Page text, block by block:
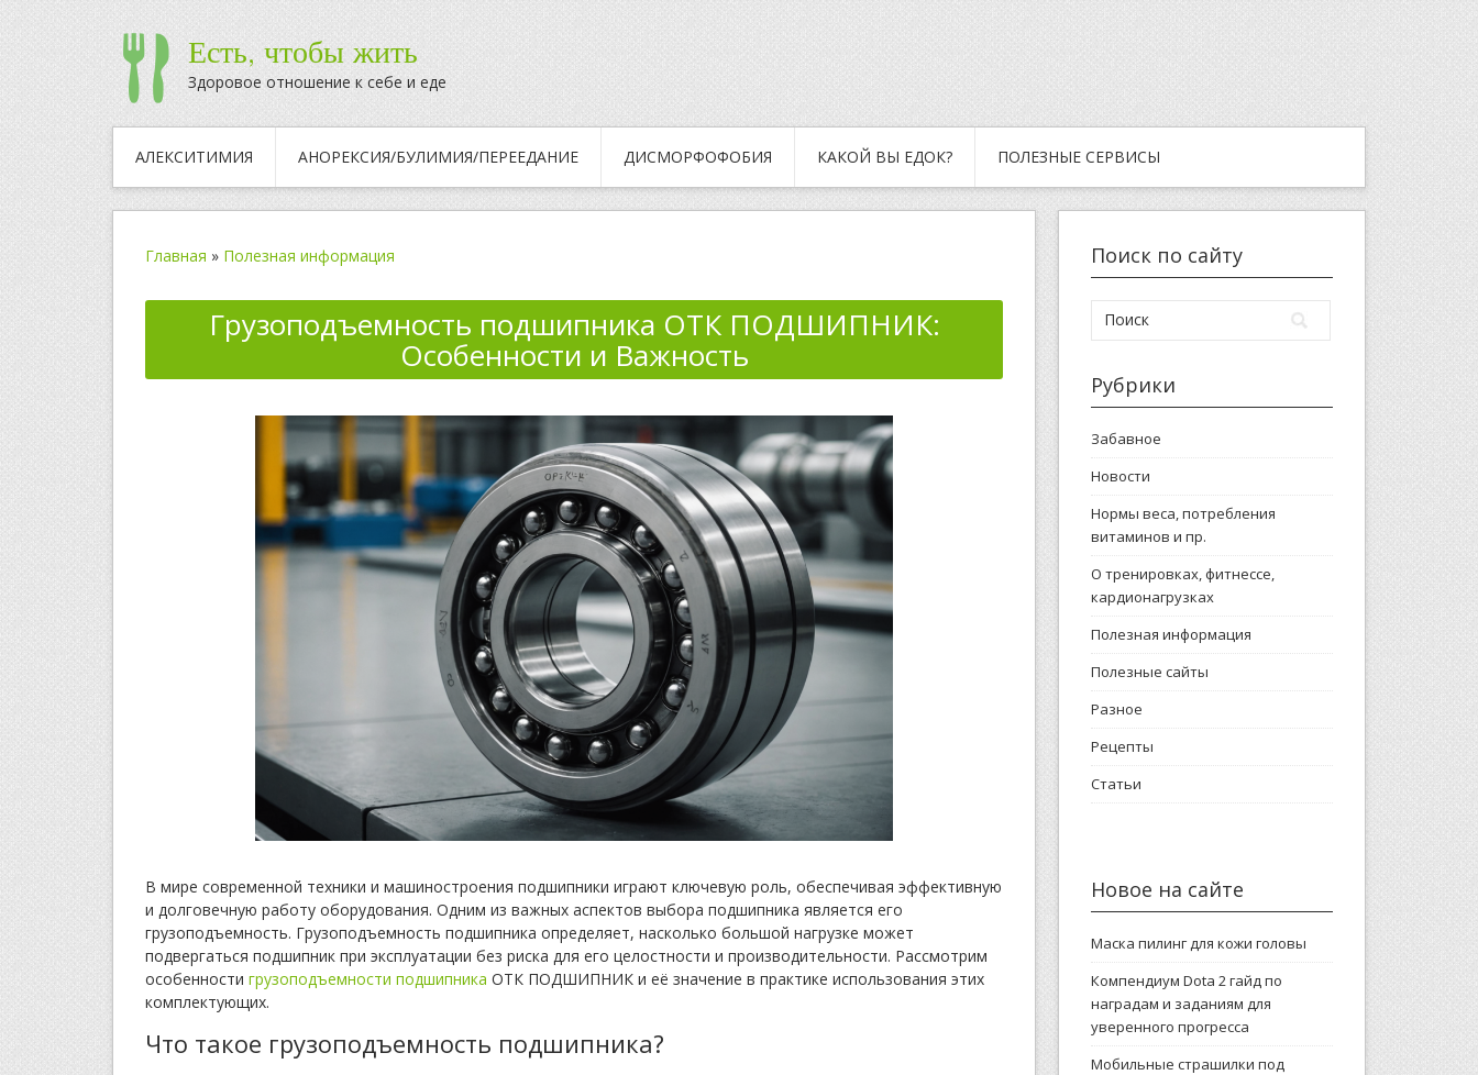
Есть, чтобы жить
Здоровое отношение к себе и еде
АЛЕКСИТИМИЯ АНОРЕКСИЯ/БУЛИМИЯ/ПЕРЕЕДАНИЕ ДИСМОРФОФОБИЯ КАКОЙ ВЫ ЕДОК? ПОЛЕЗНЫЕ СЕРВИСЫ
Главная » Полезная информация
Грузоподъемность подшипника ОТК ПОДШИПНИК:
Особенности и Важность
В мире современной техники и машиностроения подшипники играют ключевую роль, обеспечивая эффективную
и долговечную работу оборудования. Одним из важных аспектов выбора подшипника является его
грузоподъемность. Грузоподъемность подшипника определяет, насколько большой нагрузке может
подвергаться подшипник при эксплуатации без риска для его целостности и производительности. Рассмотрим
особенности грузоподъемности подшипника ОТК ПОДШИПНИК и её значение в практике использования этих
комплектующих.
Что такое грузоподъемность подшипника?
Поиск по сайту
Рубрики
Забавное
Новости
Нормы веса, потребления
витаминов и пр.
О тренировках, фитнессе,
кардионагрузках
Полезная информация
Полезные сайты
Разное
Рецепты
Статьи
Новое на сайте
Маска пилинг для кожи головы
Компендиум Dota 2 гайд по
наградам и заданиям для
уверенного прогресса
Мобильные страшилки под